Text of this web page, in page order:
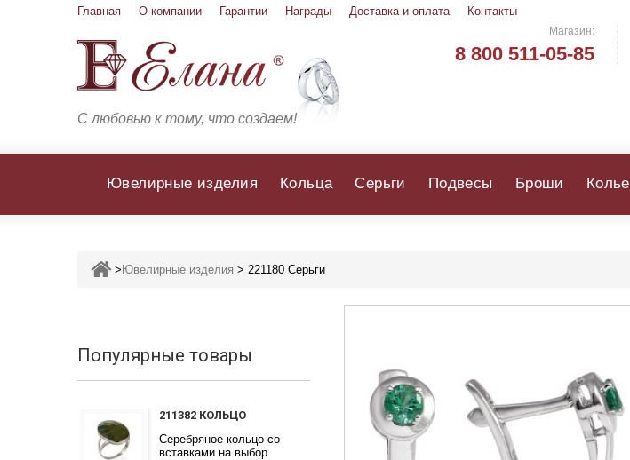
Главная О компании Гарантии Награды Доставка и оплата Контакты
С любовью к тому, что создаем!
Магазин:
8 800 511-05-85
Ювелирные изделия Кольца Серьги Подвесы Броши Колье
> Ювелирные изделия > 221180 Серьги
Популярные товары
211382 КОЛЬЦО
Серебряное кольцо со
вставками на выбор